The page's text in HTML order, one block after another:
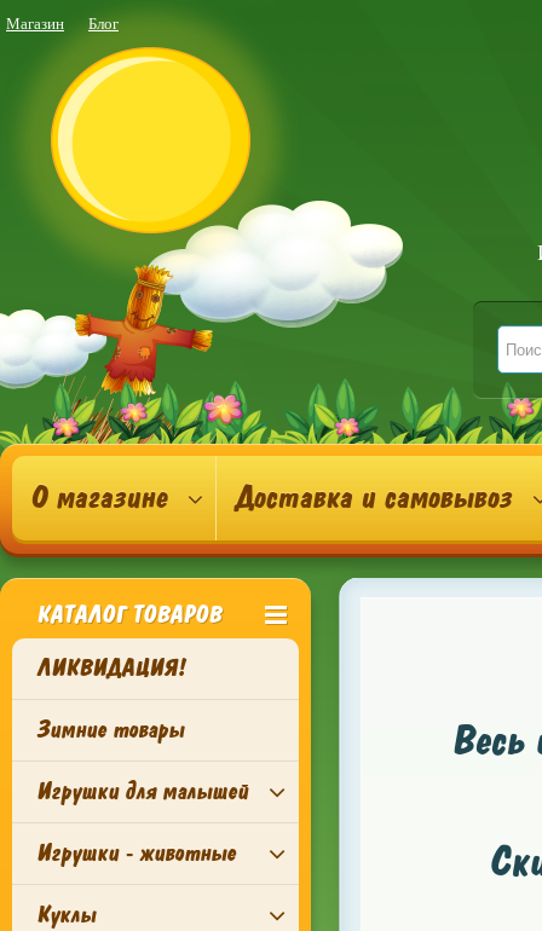
Магазин Блог
О магазине Доставка и самовывоз
КАТАЛОГ ТОВАРОВ
ЛИКВИДАЦИЯ!
Зимние товары
Игрушки для малышей
Игрушки - животные
Куклы
Весь